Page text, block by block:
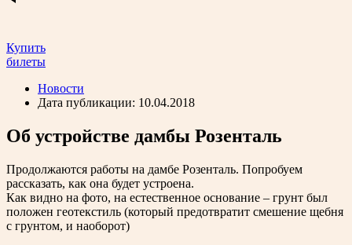
Купить
билеты
Новости
Дата публикации: 10.04.2018
Об устройстве дамбы Розенталь
Продолжаются работы на дамбе Розенталь. Попробуем
рассказать, как она будет устроена.
Как видно на фото, на естественное основание – грунт был
положен геотекстиль (который предотвратит смешение щебня
с грунтом, и наоборот)